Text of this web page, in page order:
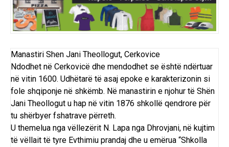
Manastiri Shen Jani Theollogut, Cerkovice
Ndodhet në Cerkovicë dhe mendodhet se është ndërtuar
në vitin 1600. Udhëtarë të asaj epoke e karakterizonin si
fole shqiponje në shkëmb. Në manastirin e njohur të Shën
Jani Theollogut u hap në vitin 1876 shkollë qendrore për
tu shërbyer fshatrave përreth.
U themelua nga vëllezërit N. Lapa nga Dhrovjani, në kujtim
të vëllait të tyre Evthimiu prandaj dhe u emërua “Shkolla